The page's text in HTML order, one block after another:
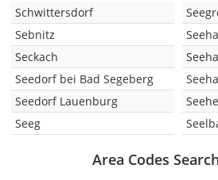
Schwittersdorf
Sebnitz
Seckach
Seedorf bei Bad Segeberg
Seedorf Lauenburg
Seeg
Area Codes